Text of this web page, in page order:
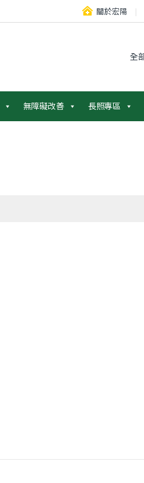
關於宏陽
無障礙改善 長照專區